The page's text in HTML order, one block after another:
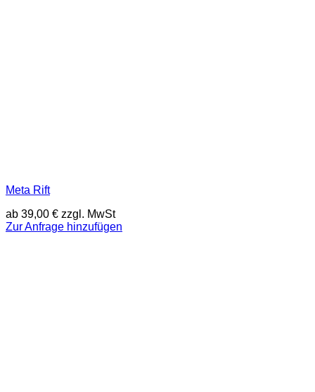
Meta Rift
ab 39,00 € zzgl. MwSt
Zur Anfrage hinzufügen